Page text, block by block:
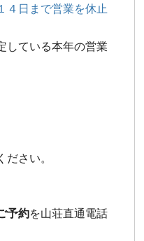
４日まで営業を休止
している本年の営業
さい。
予約を山荘直通電話